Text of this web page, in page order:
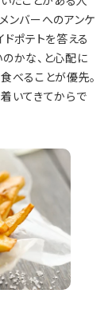
ンバーへのアンケ
ポテトを答える
かな、と心配に
べることが優先。
いてきてからで